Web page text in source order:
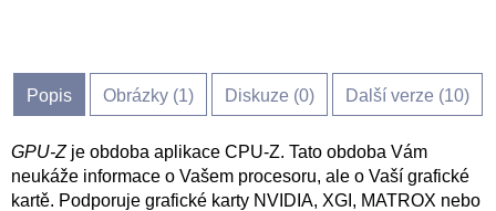
Popis Obrázky (1) Diskuze (0) Další verze (10)
GPU-Zje obdoba aplikace CPU-Z. Tato obdoba Vám
neukáže informace o Vašem procesoru, ale o Vaší grafické
kartě. Podporuje grafické karty NVIDIA, XGI, MATROX nebo